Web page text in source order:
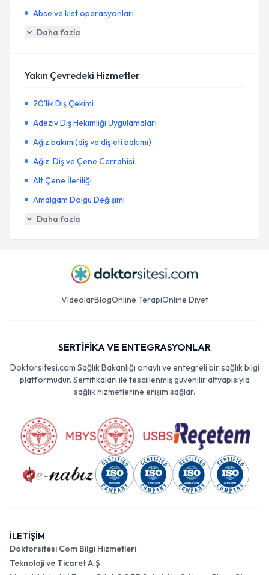
Abse ve kist operasyonları
Daha fazla
Yakın Çevredeki Hizmetler
20'lik Diş Çekimi
Adeziv Diş Hekimliği Uygulamaları
Ağız bakımı(diş ve diş eti bakımı)
Ağız, Diş ve Çene Cerrahisi
Alt Çene İleriliği
Amalgam Dolgu Değişimi
Daha fazla
VideolarBlogOnline TerapiOnline Diyet
SERTİFİKA VE ENTEGRASYONLAR
Doktorsitesi.com Sağlık Bakanlığı onaylı ve entegreli bir sağlık bilgi
platformudur. Sertifikaları ile tescillenmiş güvenilir altyapısıyla
sağlık hizmetlerine erişim sağlar.
İLETİŞİM
Doktorsitesi Com Bilgi Hizmetleri
Teknoloji ve Ticaret A.Ş.